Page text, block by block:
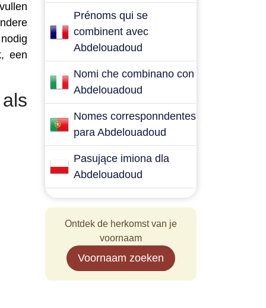
een
Prénoms qui se
combinent avec
Abdelouadoud
Nomi che combinano con
Abdelouadoud
Nomes corresponndentes
para Abdelouadoud
Pasujące imiona dla
Abdelouadoud
Ontdek de herkomst van je
voornaam
Voornaam zoeken